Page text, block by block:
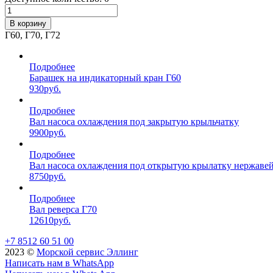
В корзину
Г60, Г70, Г72
Подробнее
Барашек на индикаторный кран Г60
930руб.
Подробнее
Вал насоса охлаждения под закрытую крыльчатку
9900руб.
Подробнее
Вал насоса охлаждения под открытую крылатку
8750руб.
Подробнее
Вал реверса Г70
12610руб.
+7 8512 60 51 00
2023 ©️ Морской сервис Эллинг
Написать нам в WhatsApp